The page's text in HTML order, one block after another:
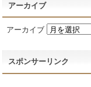
アーカイブ
アーカイブ
スポンサーリンク